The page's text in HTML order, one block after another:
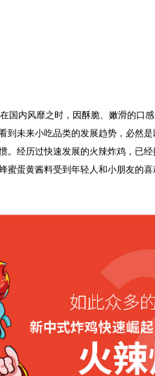
国内风靡之时，因酥脆、嫩滑的口
到未来小吃品类的发展趋势，必然
。经历过快速发展的火辣炸鸡，已
蜜蛋黄酱料受到年轻人和小朋友的